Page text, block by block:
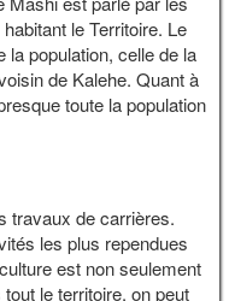
le Territoire. Le
la population, celle de la
de Kalehe. Quant à
toute la population
travaux de carrières.
les plus rependues
est non seulement
le territoire, on peut